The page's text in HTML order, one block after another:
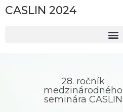
CASLIN 2024
28. ročník
medzinárodného
seminára CASLIN